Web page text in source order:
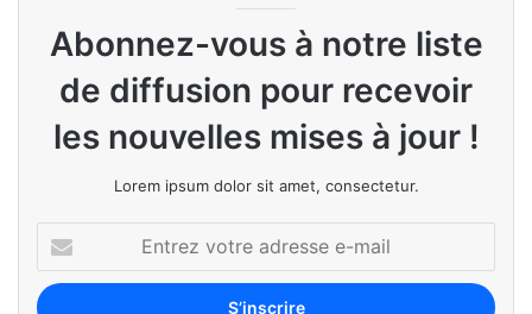
Abonnez-vous à notre liste
de diffusion pour recevoir
les nouvelles mises à jour !
Lorem ipsum dolor sit amet, consectetur.